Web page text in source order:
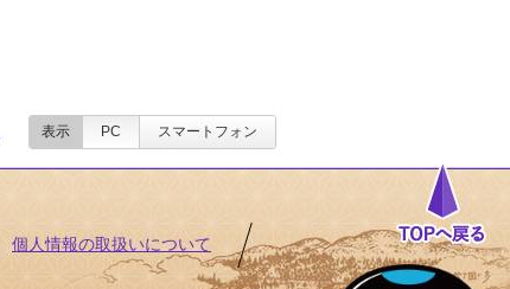
表示 PC スマートフォン
個人情報の取扱いについて